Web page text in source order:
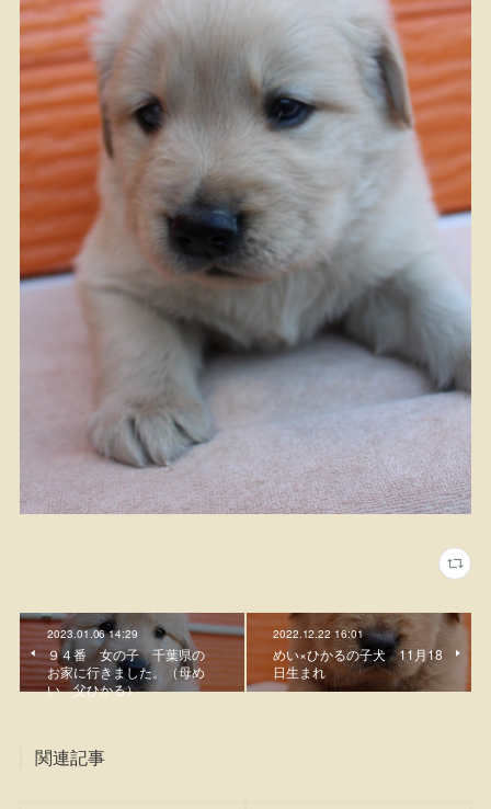
2023.01.06 14:29
９４番 女の子 千葉県の
お家に行きました。（母め
い 父ひかる）
2022.12.22 16:01
めい×ひかるの子犬 11月18
日生まれ
関連記事